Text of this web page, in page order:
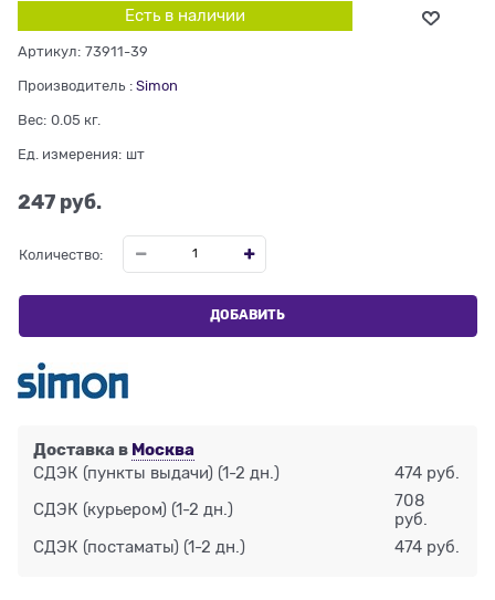
Есть в наличии
Артикул: 73911-39
Производитель : Simon
Вес: 0.05 кг.
Ед. измерения: шт
247 руб.
Количество:
ДОБАВИТЬ
Доставка в Москва
СДЭК (пункты выдачи) (1-2 дн.) 474 руб.
СДЭК (курьером) (1-2 дн.)
708
руб.
СДЭК (постаматы) (1-2 дн.) 474 руб.